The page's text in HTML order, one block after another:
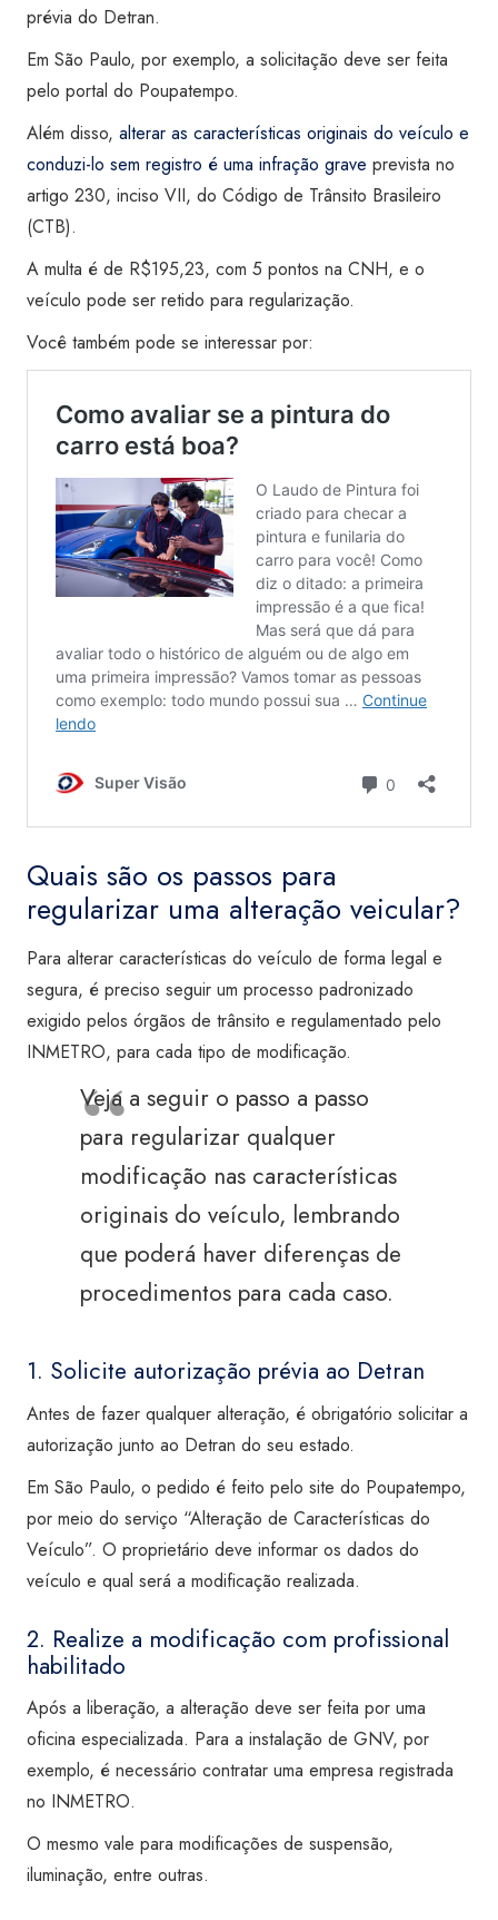
prévia do Detran.
Em São Paulo, por exemplo, a solicitação deve ser feita
pelo portal do Poupatempo.
Além disso, alterar as características originais do veículo e
conduzi-lo sem registro é uma infração grave prevista no
artigo 230, inciso VII, do Código de Trânsito Brasileiro
(CTB).
A multa é de R$195,23, com 5 pontos na CNH, e o
veículo pode ser retido para regularização.
Você também pode se interessar por:
Quais são os passos para
regularizar uma alteração veicular?
Para alterar características do veículo de forma legal e
segura, é preciso seguir um processo padronizado
exigido pelos órgãos de trânsito e regulamentado pelo
INMETRO, para cada tipo de modificação.
Veja a seguir o passo a passo
para regularizar qualquer
modificação nas características
originais do veículo, lembrando
que poderá haver diferenças de
procedimentos para cada caso.
1. Solicite autorização prévia ao Detran
Antes de fazer qualquer alteração, é obrigatório solicitar a
autorização junto ao Detran do seu estado.
Em São Paulo, o pedido é feito pelo site do Poupatempo,
por meio do serviço “Alteração de Características do
Veículo”. O proprietário deve informar os dados do
veículo e qual será a modificação realizada.
2. Realize a modificação com profissional
habilitado
Após a liberação, a alteração deve ser feita por uma
oficina especializada. Para a instalação de GNV, por
exemplo, é necessário contratar uma empresa registrada
no INMETRO.
O mesmo vale para modificações de suspensão,
iluminação, entre outras.